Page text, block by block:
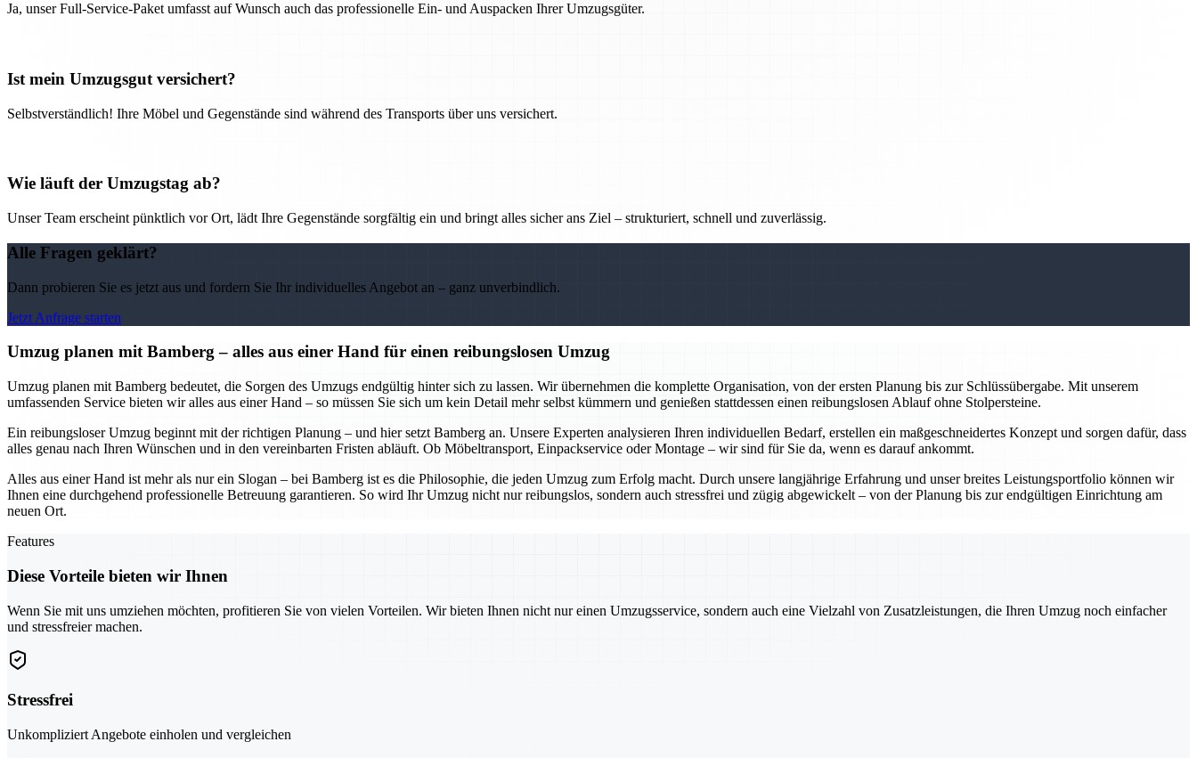
Ja, unser Full-Service-Paket umfasst auf Wunsch auch das professionelle Ein- und Auspacken Ihrer Umzugsgüter.
Ist mein Umzugsgut versichert?
Selbstverständlich! Ihre Möbel und Gegenstände sind während des Transports über uns versichert.
Wie läuft der Umzugstag ab?
Unser Team erscheint pünktlich vor Ort, lädt Ihre Gegenstände sorgfältig ein und bringt alles sicher ans Ziel – strukturiert, schnell und zuverlässig.
Alle Fragen geklärt?
Dann probieren Sie es jetzt aus und fordern Sie Ihr individuelles Angebot an – ganz unverbindlich.
Jetzt Anfrage starten
Umzug planen mit Bamberg – alles aus einer Hand für einen reibungslosen Umzug
Umzug planen mit Bamberg bedeutet, die Sorgen des Umzugs endgültig hinter sich zu lassen. Wir übernehmen die komplette Organisation, von der ersten Planung bis zur Schlüssübergabe. Mit unserem
umfassenden Service bieten wir alles aus einer Hand – so müssen Sie sich um kein Detail mehr selbst kümmern und genießen stattdessen einen reibungslosen Ablauf ohne Stolpersteine.
Ein reibungsloser Umzug beginnt mit der richtigen Planung – und hier setzt Bamberg an. Unsere Experten analysieren Ihren individuellen Bedarf, erstellen ein maßgeschneidertes Konzept und sorgen dafür, dass
alles genau nach Ihren Wünschen und in den vereinbarten Fristen abläuft. Ob Möbeltransport, Einpackservice oder Montage – wir sind für Sie da, wenn es darauf ankommt.
Alles aus einer Hand ist mehr als nur ein Slogan – bei Bamberg ist es die Philosophie, die jeden Umzug zum Erfolg macht. Durch unsere langjährige Erfahrung und unser breites Leistungsportfolio können wir
Ihnen eine durchgehend professionelle Betreuung garantieren. So wird Ihr Umzug nicht nur reibungslos, sondern auch stressfrei und zügig abgewickelt – von der Planung bis zur endgültigen Einrichtung am
neuen Ort.
Features
Diese Vorteile bieten wir Ihnen
Wenn Sie mit uns umziehen möchten, profitieren Sie von vielen Vorteilen. Wir bieten Ihnen nicht nur einen Umzugsservice, sondern auch eine Vielzahl von Zusatzleistungen, die Ihren Umzug noch einfacher
und stressfreier machen.
Stressfrei
Unkompliziert Angebote einholen und vergleichen